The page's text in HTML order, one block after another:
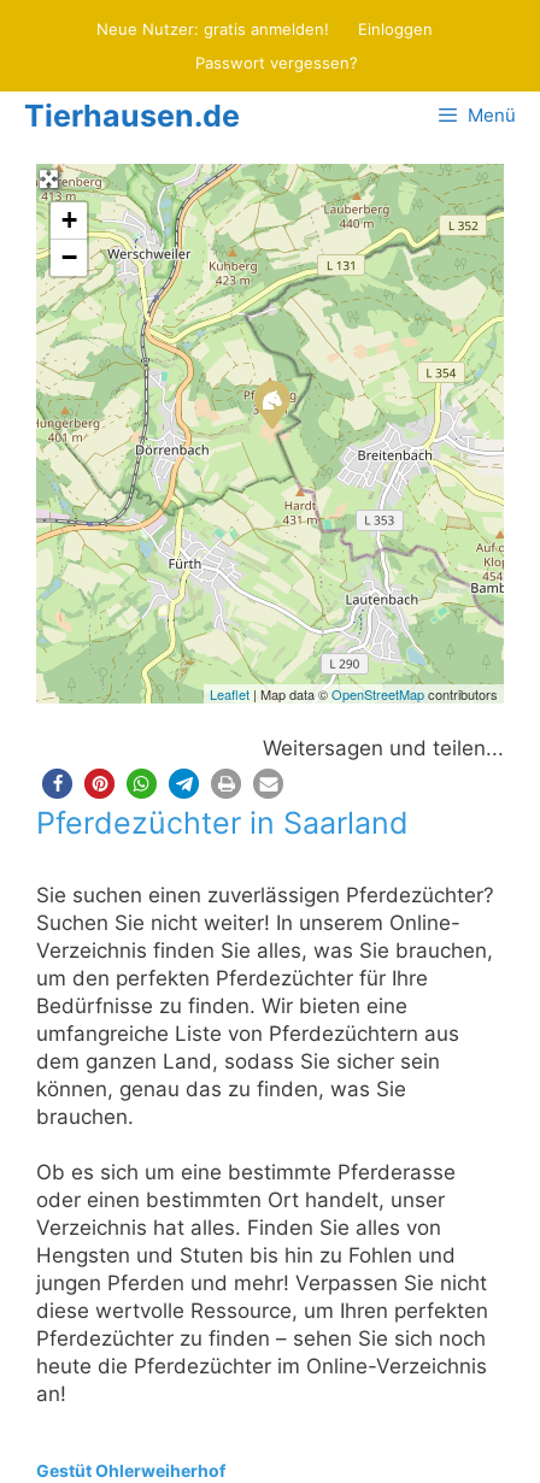
Neue Nutzer: gratis anmelden!
Einloggen
Passwort vergessen?
Tierhausen.de Menü
+
−
Leaflet | Map data ©OpenStreetMapcontributors
Weitersagen und teilen...
Pferdezüchter in Saarland
Sie suchen einen zuverlässigen Pferdezüchter?
Suchen Sie nicht weiter! In unserem Online-
Verzeichnis finden Sie alles, was Sie brauchen,
um den perfekten Pferdezüchter für Ihre
Bedürfnisse zu finden. Wir bieten eine
umfangreiche Liste von Pferdezüchtern aus
dem ganzen Land, sodass Sie sicher sein
können, genau das zu finden, was Sie
brauchen.
Ob es sich um eine bestimmte Pferderasse
oder einen bestimmten Ort handelt, unser
Verzeichnis hat alles. Finden Sie alles von
Hengsten und Stuten bis hin zu Fohlen und
jungen Pferden und mehr! Verpassen Sie nicht
diese wertvolle Ressource, um Ihren perfekten
Pferdezüchter zu finden – sehen Sie sich noch
heute die Pferdezüchter im Online-Verzeichnis
an!
Gestüt Ohlerweiherhof